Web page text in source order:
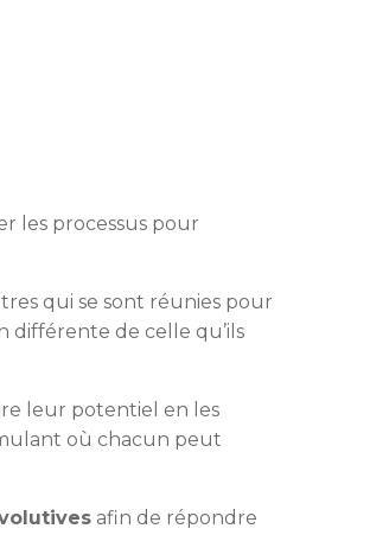
les processus pour
qui se sont réunies pour
différente de celle qu’ils
leur potentiel en les
où chacun peut
afin de répondre